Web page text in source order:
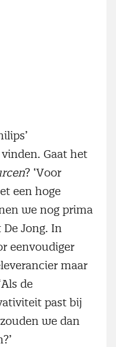
Gaat het
? ‘Voor
een hoge
we nog prima
Jong. In
eenvoudiger
maar
de
past bij
we dan